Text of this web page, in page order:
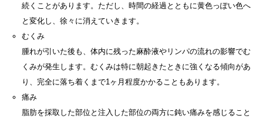
続くことがあります。ただし、時間の経過とともに黄色っぽい色へ
と変化し、徐々に消えていきます。
むくみ
腫れが引いた後も、体内に残った麻酔液やリンパの流れの影響でむ
くみが発生します。むくみは特に朝起きたときに強くなる傾向があ
り、完全に落ち着くまで1ヶ月程度かかることもあります。
痛み
脂肪を採取した部位と注入した部位の両方に鈍い痛みを感じること